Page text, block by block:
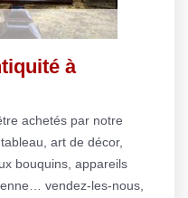
à
achetés par notre
art de décor,
bouquins, appareils
vendez-les-nous,